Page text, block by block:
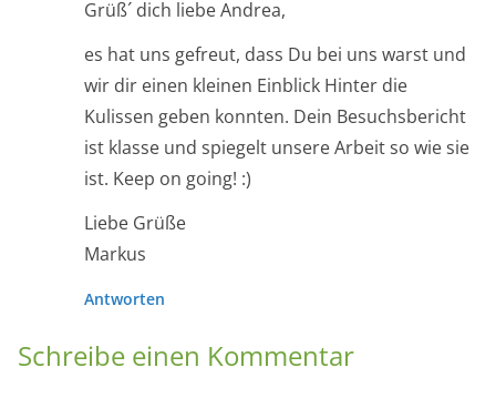
Grüß´ dich liebe Andrea,
es hat uns gefreut, dass Du bei uns warst und
wir dir einen kleinen Einblick Hinter die
Kulissen geben konnten. Dein Besuchsbericht
ist klasse und spiegelt unsere Arbeit so wie sie
ist. Keep on going! :)
Liebe Grüße
Markus
Antworten
Schreibe einen Kommentar